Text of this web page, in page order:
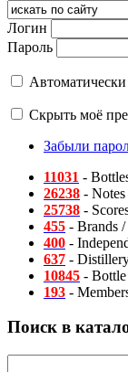
Логин
Пароль
Скрыть моё
Забыли
11031 -
26238 - Notes
25738 -
455 - Brands
400 -
637 -
10845 - Bottle
193 -
Поиск в